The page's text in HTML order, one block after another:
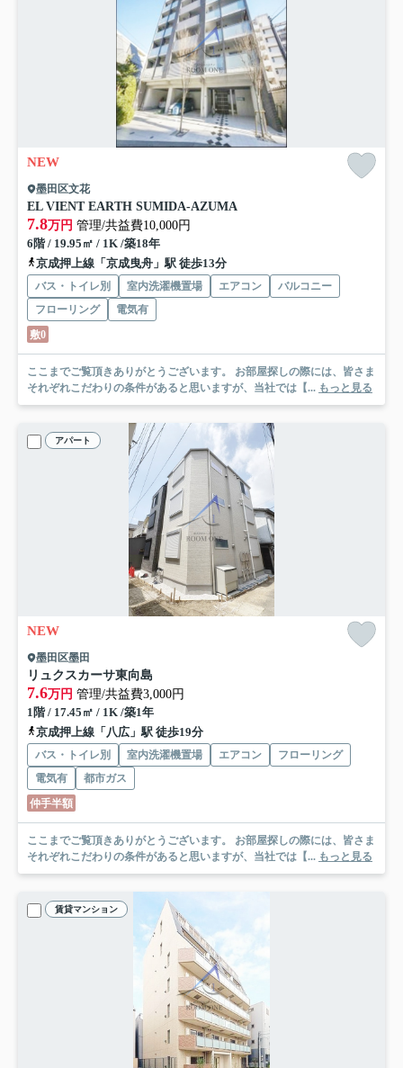
NEW
墨田区文花
EL VIENT EARTH SUMIDA-AZUMA
7.8万円 管理/共益費10,000円
6階 / 19.95㎡ / 1K /築18年
京成押上線「京成曳舟」駅 徒歩13分
バス・トイレ別 室内洗濯機置場 エアコン
バルコニー
フローリング
電気有
敷0
ここまでご覧頂きありがとうございます。 お部屋探しの際には、皆さま
それぞれこだわりの条件があると思いますが、当社では【... もっと見る
アパート
NEW
墨田区墨田
リュクスカーサ東向島
7.6万円 管理/共益費3,000円
1階 / 17.45㎡ / 1K /築1年
京成押上線「八広」駅 徒歩19分
バス・トイレ別 室内洗濯機置場 エアコン
フローリング
電気有
都市ガス
仲手半額
ここまでご覧頂きありがとうございます。 お部屋探しの際には、皆さま
それぞれこだわりの条件があると思いますが、当社では【... もっと見る
賃貸マンション